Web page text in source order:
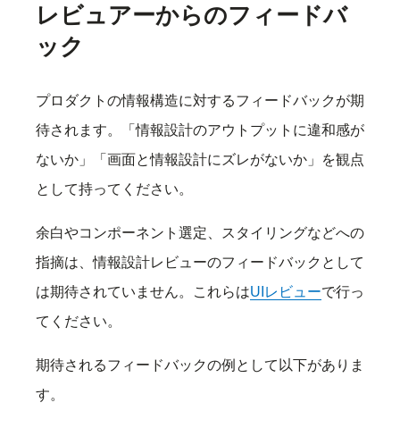
レビュアーからのフィードバ
ック
プロダクトの情報構造に対するフィードバックが期
待されます。「情報設計のアウトプットに違和感が
ないか」「画面と情報設計にズレがないか」を観点
として持ってください。
余白やコンポーネント選定、スタイリングなどへの
指摘は、情報設計レビューのフィードバックとして
は期待されていません。これらはUIレビューで行っ
てください。
期待されるフィードバックの例として以下がありま
す。